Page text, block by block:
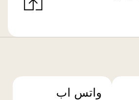
واتس اب